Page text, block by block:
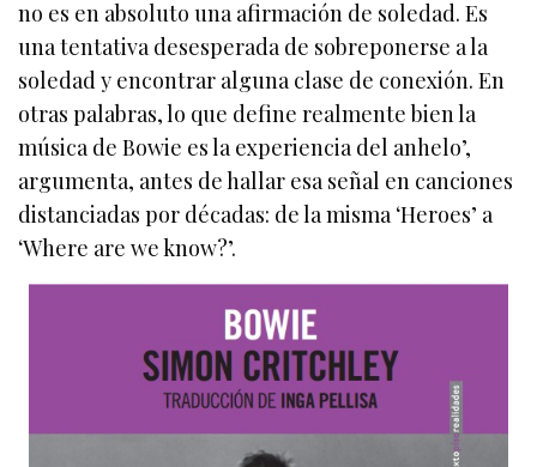
no es en absoluto una afirmación de soledad. Es
una tentativa desesperada de sobreponerse a la
soledad y encontrar alguna clase de conexión. En
otras palabras, lo que define realmente bien la
música de Bowie es la experiencia del anhelo’,
argumenta, antes de hallar esa señal en canciones
distanciadas por décadas: de la misma ‘Heroes’ a
‘Where are we know?’.